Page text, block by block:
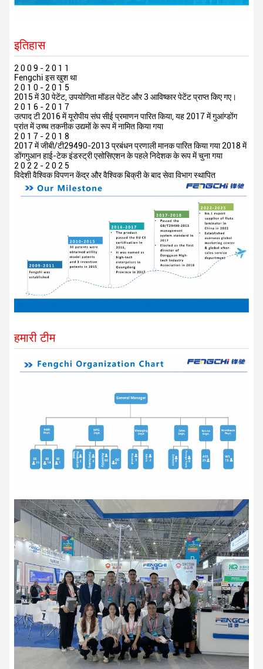
इतिहास
2 0 0 9 - 2 0 1 1
Fengchi इस खुश था
2 0 1 0 - 2 0 1 5
2015 में 30 पेटेंट, उपयोगिता मॉडल पेटेंट और 3 आविष्कार पेटेंट प्राप्त किए गए।
2 0 1 6 - 2 0 1 7
उत्पाद टी 2016 में यूरोपीय संघ सीई प्रमाणन पारित किया, यह 2017 में गुआंग्डोंग
प्रांत में उच्च तकनीक उद्यमों के रूप में नामित किया गया
2 0 1 7 - 2 0 1 8
2017 में जीबी/टी29490-2013 प्रबंधन प्रणाली मानक पारित किया गया 2018 में
डोंगगुआन हाई-टेक इंडस्ट्री एसोसिएशन के पहले निदेशक के रूप में चुना गया
2 0 2 2 - 2 0 2 5
विदेशी वैश्विक विपणन केंद्र और वैश्विक बिक्री के बाद सेवा विभाग स्थापित
हमारी टीम